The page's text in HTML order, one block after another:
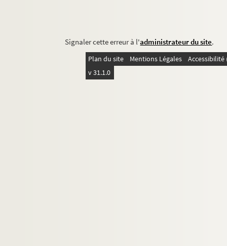
Signaler cette erreur à l'administrateur du site.
Plan du site Mentions Légales
v 31.1.0